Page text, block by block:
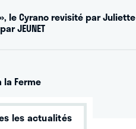
», le Cyrano revisité par Juliette
JEUNET
la Ferme
les actualités